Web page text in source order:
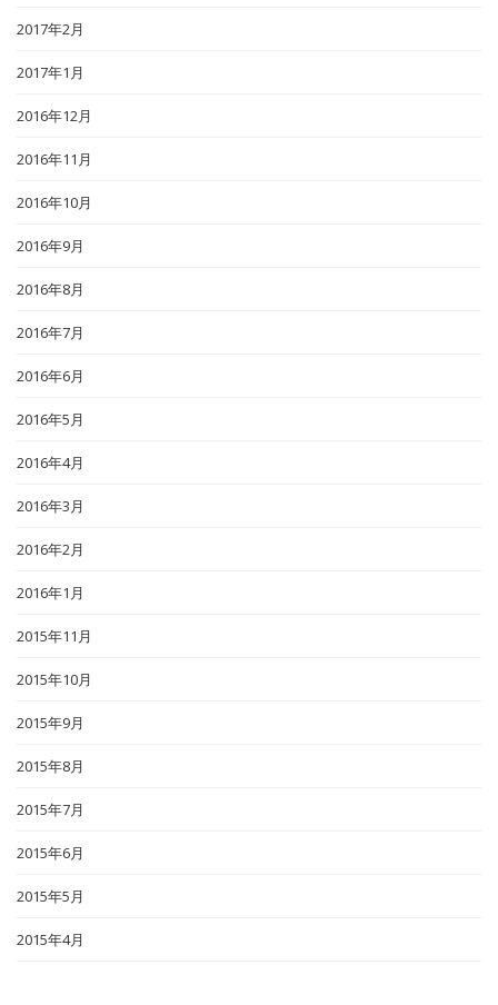
2017年2月
2017年1月
2016年12月
2016年11月
2016年10月
2016年9月
2016年8月
2016年7月
2016年6月
2016年5月
2016年4月
2016年3月
2016年2月
2016年1月
2015年11月
2015年10月
2015年9月
2015年8月
2015年7月
2015年6月
2015年5月
2015年4月